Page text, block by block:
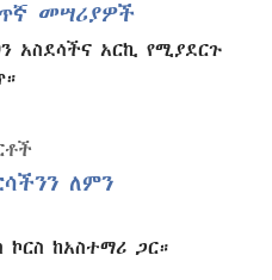
መሣሪያዎች
አስደሳችና አርኪ የሚያደርጉ
ለምን
ከአስተማሪ ጋር።